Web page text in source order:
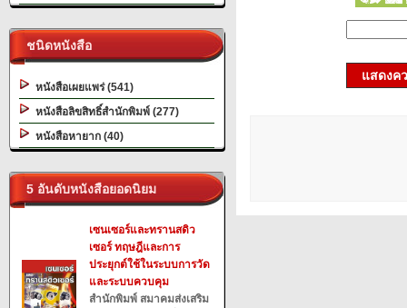
ชนิดหนังสือ
หนังสือเผยแพร่ (541)
หนังสือลิขสิทธิ์สำนักพิมพ์ (277)
หนังสือหายาก (40)
5 อันดับหนังสือยอดนิยม
เซนเซอร์และทรานสดิว
เซอร์ ทฤษฎีและการ
ประยุกต์ใช้ในระบบการวัด
และระบบควบคุม
สำนักพิมพ์ สมาคมส่งเสริม
แสดงค